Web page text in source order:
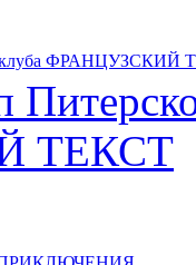
ТЕКСТ